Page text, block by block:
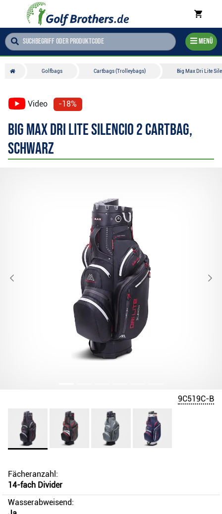
Menü
Golfbags Cartbags (Trolleybags) Big Max Dri Lite
Video -18%
Big Max Dri Lite Silencio 2 Cartbag,
schwarz
9C519C-B
Fächeranzahl:
14-fach Divider
Wasserabweisend: